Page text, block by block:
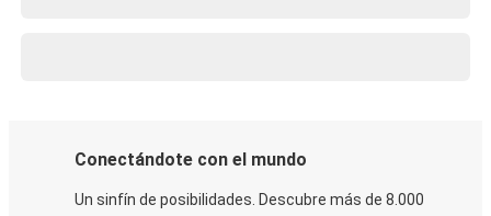
Conectándote con el mundo
Un sinfín de posibilidades. Descubre más de 8.000